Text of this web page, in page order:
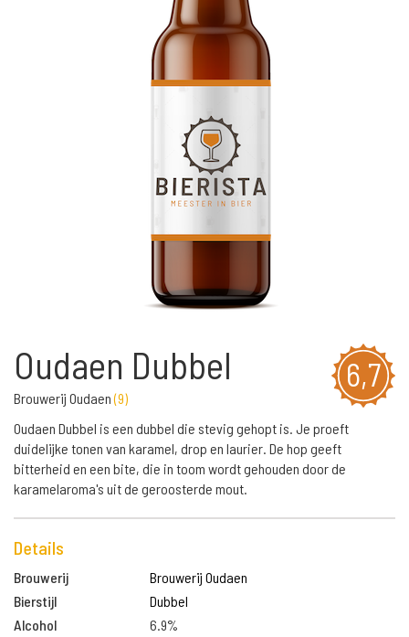
6,7
Oudaen Dubbel
Brouwerij Oudaen(9)
Oudaen Dubbel is een dubbel die stevig gehopt is. Je proeft
duidelijke tonen van karamel, drop en laurier. De hop geeft
bitterheid en een bite, die in toom wordt gehouden door de
karamelaroma's uit de geroosterde mout.
Details
Brouwerij
Brouwerij Oudaen
Bierstijl
Dubbel
Alcohol
6.9%